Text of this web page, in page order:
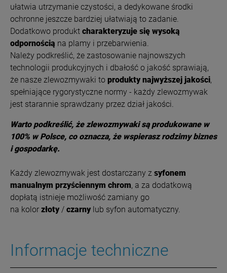
ułatwia utrzymanie czystości, a dedykowane środki
ochronne jeszcze bardziej ułatwiają to zadanie.
Dodatkowo produkt charakteryzuje się wysoką
odpornością na plamy i przebarwienia.
Należy podkreślić, że zastosowanie najnowszych
technologii produkcyjnych i dbałość o jakość sprawiają,
że nasze zlewozmywaki to produkty najwyższej jakości,
spełniające rygorystyczne normy - każdy zlewozmywak
jest starannie sprawdzany przez dział jakości.
Warto podkreślić, że zlewozmywaki są produkowane w
100% w Polsce, co oznacza, że wspierasz rodzimy biznes
i gospodarkę.
Każdy zlewozmywak jest dostarczany z syfonem
manualnym przyściennym chrom, a za dodatkową
dopłatą istnieje możliwość zamiany go
na kolor złoty / czarny lub syfon automatyczny.
Informacje techniczne